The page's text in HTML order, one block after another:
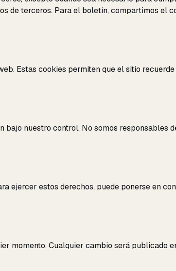
de terceros. Para el boletín, compartimos el
Estas cookies permiten que el sitio
nuestro control. No somos responsables
ejercer estos derechos, puede ponerse en
momento. Cualquier cambio será publicado